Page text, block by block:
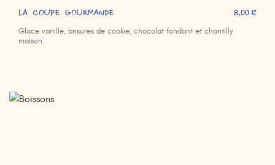
LA COUPE GOURMANDE
Glace vanille, brisures de cookie, chocolat fondant et chantilly
maison.
8,00 €